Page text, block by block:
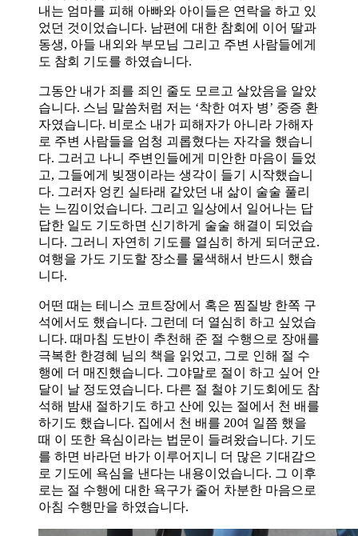
내는 엄마를 피해 아빠와 아이들은 연락을 하고 있
었던 것이었습니다. 남편에 대한 참회에 이어 딸과
동생, 아들 내외와 부모님 그리고 주변 사람들에게
도 참회 기도를 하였습니다.
그동안 내가 죄를 죄인 줄도 모르고 살았음을 알았
습니다. 스님 말씀처럼 저는 ‘착한 여자 병’ 중증 환
자였습니다. 비로소 내가 피해자가 아니라 가해자
로 주변 사람들을 엄청 괴롭혔다는 자각을 했습니
다. 그러고 나니 주변인들에게 미안한 마음이 들었
고, 그들에게 빚쟁이라는 생각이 들기 시작했습니
다. 그러자 엉킨 실타래 같았던 내 삶이 술술 풀리
는 느낌이었습니다. 그리고 일상에서 일어나는 답
답한 일도 기도하면 신기하게 술술 해결이 되었습
니다. 그러니 자연히 기도를 열심히 하게 되더군요.
여행을 가도 기도할 장소를 물색해서 반드시 했습
니다.
어떤 때는 테니스 코트장에서 혹은 찜질방 한쪽 구
석에서도 했습니다. 그런데 더 열심히 하고 싶었습
니다. 때마침 도반이 추천해 준 절 수행으로 장애를
극복한 한경혜 님의 책을 읽었고, 그로 인해 절 수
행에 더 매진했습니다. 그야말로 절이 하고 싶어 안
달이 날 정도였습니다. 다른 절 철야 기도회에도 참
석해 밤새 절하기도 하고 산에 있는 절에서 천 배를
하기도 했습니다. 집에서 천 배를 20여 일쯤 했을
때 이 또한 욕심이라는 법문이 들려왔습니다. 기도
를 하면 바라던 바가 이루어지니 더 많은 기대감으
로 기도에 욕심을 낸다는 내용이었습니다. 그 이후
로는 절 수행에 대한 욕구가 줄어 차분한 마음으로
아침 수행만을 하였습니다.